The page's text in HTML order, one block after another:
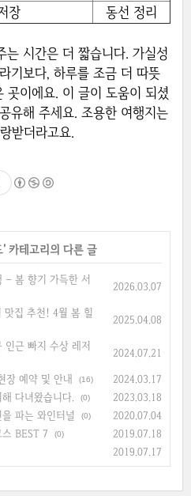
장 동선 정리
는 시간은 더 짧습니다. 가실성
기보다, 하루를 조금 더 따뜻
곳이에요. 이 글이 도움이 되셨
유해 주세요. 조용한 여행지는
받더라고요.
' 카테고리의 다른 글
– 봄 향기 가득한 서
2026.03.07
맛집 추천! 4월 봄 힐
2025.04.08
인근 빠지 수상 레저
2024.07.21
장 예약 및 안내
(16)
2024.03.17
다녀왔습니다.
(0)
2023.03.18
파는 와인터널
(0)
2020.07.04
BEST 7
(0)
2019.07.18
2019.07.17